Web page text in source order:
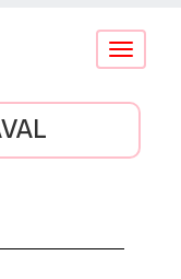
Conmutar